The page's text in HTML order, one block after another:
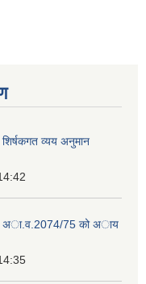
शिर्षकगत व्यय अनुमान
अा‍‍‍.व.2074/75 को अाय